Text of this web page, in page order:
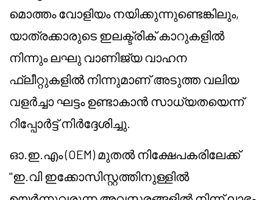
മൊത്തം വോളിയം നയിക്കുന്നുണ്ടെങ്കിലും,
യാത്രക്കാരുടെ ഇലക്ട്രിക് കാറുകളിൽ
നിന്നും ലഘു വാണിജ്യ വാഹന
ഫ്ലീറ്റുകളിൽ നിന്നുമാണ് അടുത്ത വലിയ
വളർച്ചാ ഘട്ടം ഉണ്ടാകാൻ സാധ്യതയെന്ന്
റിപ്പോർട്ട് നിർദ്ദേശിച്ചു.
ഓ.ഇ.എം (OEM) മുതൽ നിക്ഷേപകരിലേക്ക്
"ഇ.വി ഇക്കോസിസ്റ്റത്തിനുള്ളിൽ